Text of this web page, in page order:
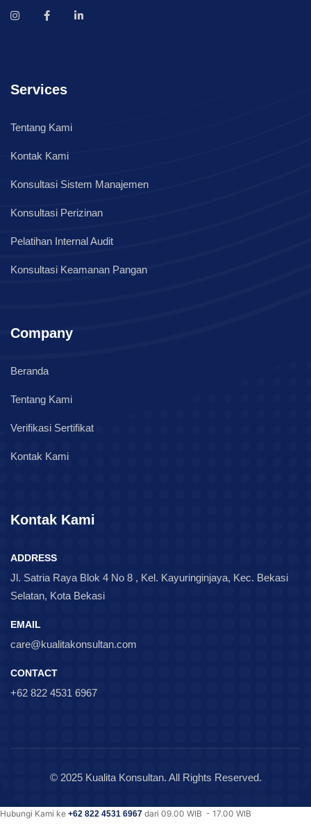
Services
Tentang Kami
Kontak Kami
Konsultasi Sistem Manajemen
Konsultasi Perizinan
Pelatihan Internal Audit
Konsultasi Keamanan Pangan
Company
Beranda
Tentang Kami
Verifikasi Sertifikat
Kontak Kami
Kontak Kami
ADDRESS
Jl. Satria Raya Blok 4 No 8 , Kel. Kayuringinjaya, Kec. Bekasi
Selatan, Kota Bekasi
EMAIL
care@kualitakonsultan.com
CONTACT
+62 822 4531 6967
© 2025 Kualita Konsultan. All Rights Reserved.
Hubungi Kami ke +62 822 4531 6967 dari 09.00 WIB - 17.00 WIB